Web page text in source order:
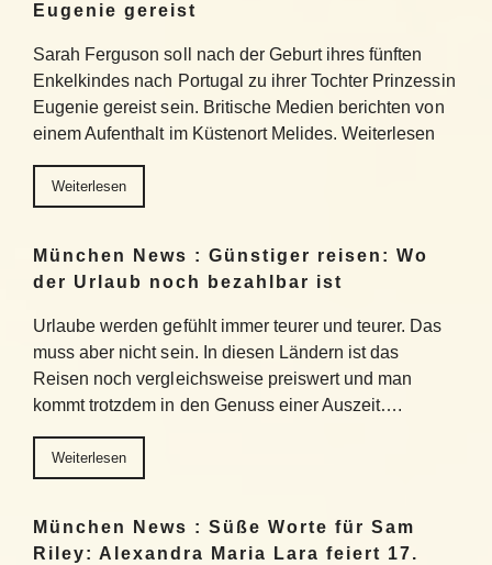
Eugenie gereist
Sarah Ferguson soll nach der Geburt ihres fünften
Enkelkindes nach Portugal zu ihrer Tochter Prinzessin
Eugenie gereist sein. Britische Medien berichten von
einem Aufenthalt im Küstenort Melides. Weiterlesen
Weiterlesen
München News : Günstiger reisen: Wo
der Urlaub noch bezahlbar ist
Urlaube werden gefühlt immer teurer und teurer. Das
muss aber nicht sein. In diesen Ländern ist das
Reisen noch vergleichsweise preiswert und man
kommt trotzdem in den Genuss einer Auszeit….
Weiterlesen
München News : Süße Worte für Sam
Riley: Alexandra Maria Lara feiert 17.